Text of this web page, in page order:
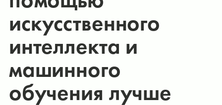
искусственного
интеллекта и
машинного
обучения лучше